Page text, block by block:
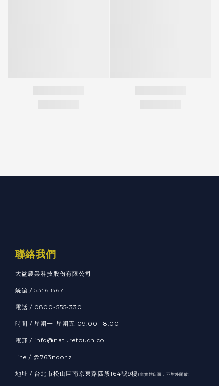
聯絡我們
大益農業科技股份有限公司
統編 / 53561867
電話 / 0800-555-330
時間 / 星期一-星期五 09:00-18:00
電郵 / info@naturetouch.co
line / @763ndohz
地址 / 台北市松山區南京東路四段164號9樓 (非實體店面，不對外開放)